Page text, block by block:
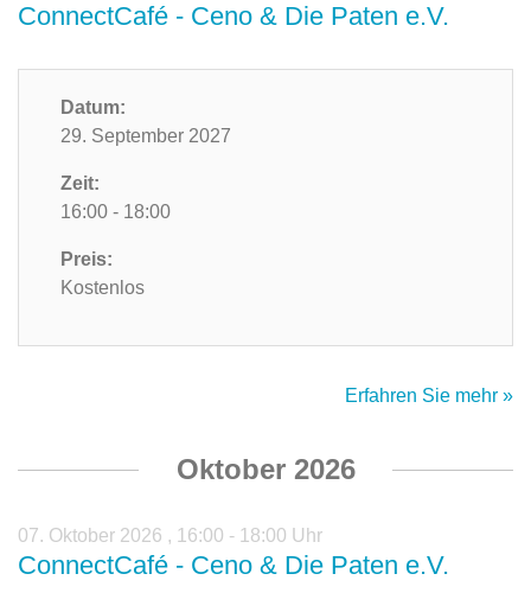
ConnectCafé - Ceno & Die Paten e.V.
Datum:
29. September 2027
Zeit:
16:00 - 18:00
Preis:
Kostenlos
Erfahren Sie mehr »
Oktober 2026
07. Oktober 2026 , 16:00 - 18:00 Uhr
ConnectCafé - Ceno & Die Paten e.V.